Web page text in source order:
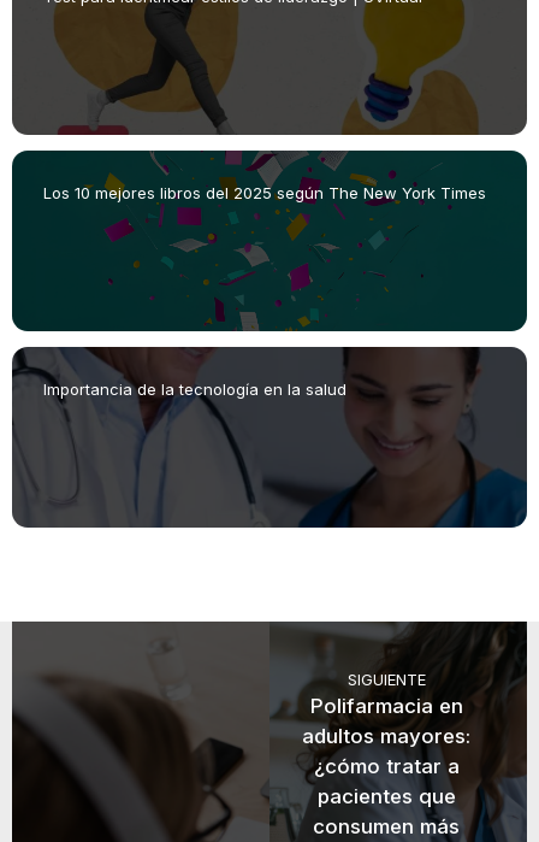
Los 10 mejores libros del 2025 según The New York Times
Importancia de la tecnología en la salud
SIGUIENTE
Polifarmacia en
adultos mayores:
¿cómo tratar a
pacientes que
consumen más